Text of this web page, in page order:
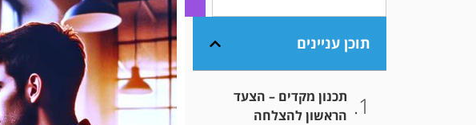
תוכן עניינים
תכנון מקדים – הצעד
הראשון להצלחה